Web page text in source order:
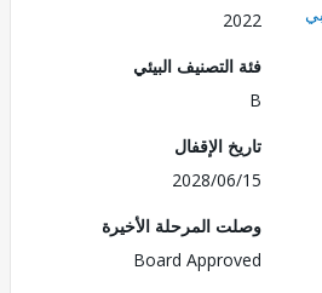
2022
فئة التصنيف البيئي
تاريخ الإقفال
2028/06/15
وصلت المرحلة الأخيرة
Board Approved